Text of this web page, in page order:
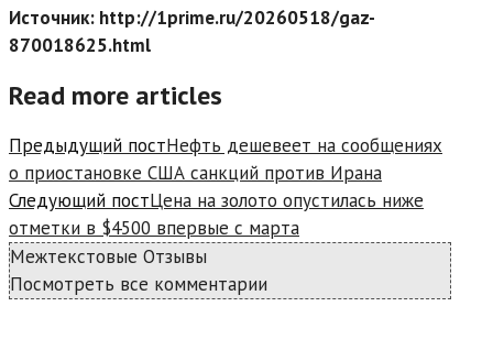
Источник: http://1prime.ru/20260518/gaz-
870018625.html
Read more articles
Предыдущий постНефть дешевеет на сообщениях
о приостановке США санкций против Ирана
Следующий постЦена на золото опустилась ниже
отметки в $4500 впервые с марта
Межтекстовые Отзывы
Посмотреть все комментарии